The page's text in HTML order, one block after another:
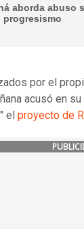
aborda abuso
progresismo
por el
acusó en
el proyecto de